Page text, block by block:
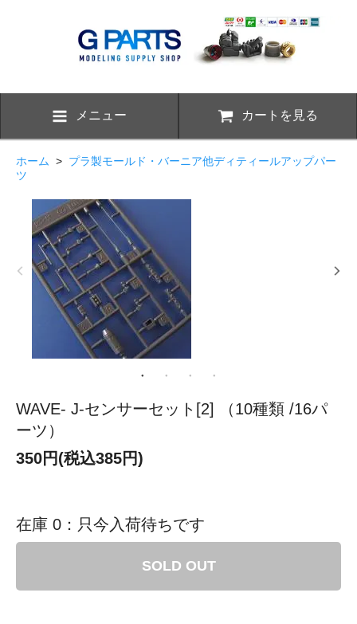
メニュー カートを見る
ホーム > プラ製モールド・バーニア他ディティールアップパー
ツ
WAVE- J-センサーセット[2] （10種類 /16パ
ーツ）
350円(税込385円)
在庫 0：只今入荷待ちです
SOLD OUT